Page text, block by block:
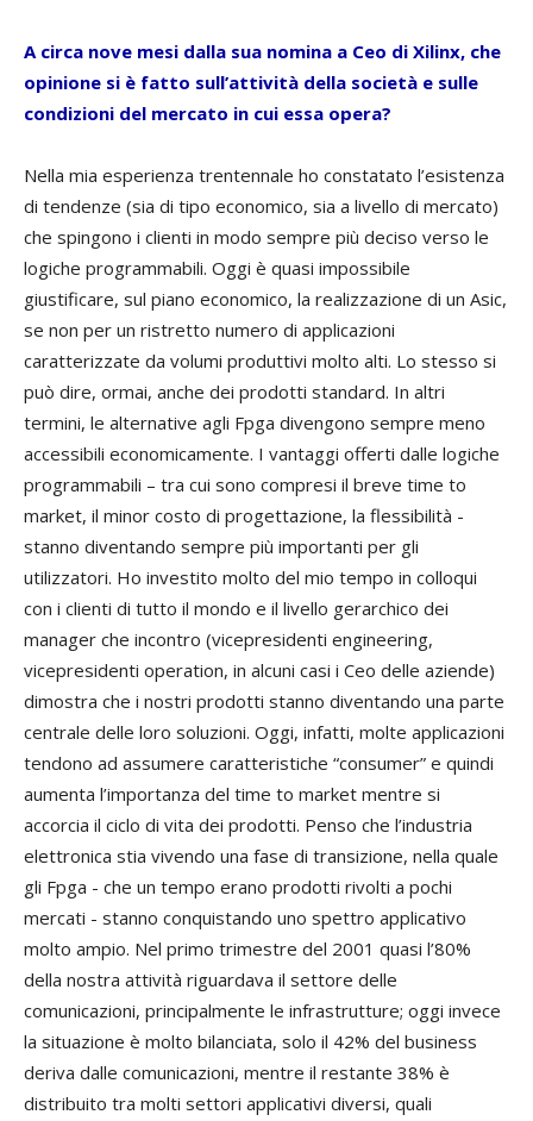
A circa nove mesi dalla sua nomina a Ceo di Xilinx, che
opinione si è fatto sull’attività della società e sulle
condizioni del mercato in cui essa opera?
Nella mia esperienza trentennale ho constatato l’esistenza
di tendenze (sia di tipo economico, sia a livello di mercato)
che spingono i clienti in modo sempre più deciso verso le
logiche programmabili. Oggi è quasi impossibile
giustificare, sul piano economico, la realizzazione di un Asic,
se non per un ristretto numero di applicazioni
caratterizzate da volumi produttivi molto alti. Lo stesso si
può dire, ormai, anche dei prodotti standard. In altri
termini, le alternative agli Fpga divengono sempre meno
accessibili economicamente. I vantaggi offerti dalle logiche
programmabili – tra cui sono compresi il breve time to
market, il minor costo di progettazione, la flessibilità -
stanno diventando sempre più importanti per gli
utilizzatori. Ho investito molto del mio tempo in colloqui
con i clienti di tutto il mondo e il livello gerarchico dei
manager che incontro (vicepresidenti engineering,
vicepresidenti operation, in alcuni casi i Ceo delle aziende)
dimostra che i nostri prodotti stanno diventando una parte
centrale delle loro soluzioni. Oggi, infatti, molte applicazioni
tendono ad assumere caratteristiche “consumer” e quindi
aumenta l’importanza del time to market mentre si
accorcia il ciclo di vita dei prodotti. Penso che l’industria
elettronica stia vivendo una fase di transizione, nella quale
gli Fpga - che un tempo erano prodotti rivolti a pochi
mercati - stanno conquistando uno spettro applicativo
molto ampio. Nel primo trimestre del 2001 quasi l’80%
della nostra attività riguardava il settore delle
comunicazioni, principalmente le infrastrutture; oggi invece
la situazione è molto bilanciata, solo il 42% del business
deriva dalle comunicazioni, mentre il restante 38% è
distribuito tra molti settori applicativi diversi, quali